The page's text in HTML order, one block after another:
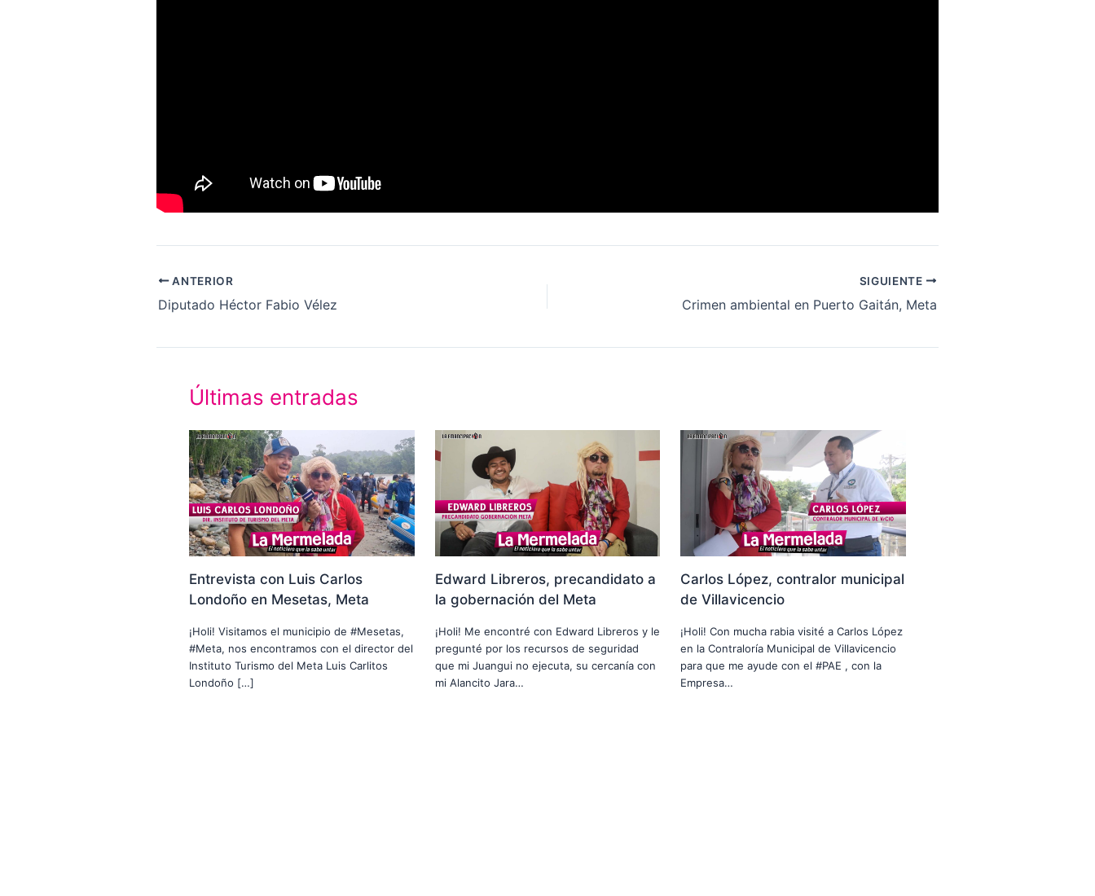
ANTERIOR
Diputado Héctor Fabio Vélez
SIGUIENTE
Crimen ambiental en Puerto Gaitán, Meta
Últimas entradas
Entrevista con Luis Carlos
Londoño en Mesetas, Meta
¡Holi! Visitamos el municipio de #Mesetas,
#Meta, nos encontramos con el director del
Instituto Turismo del Meta Luis Carlitos
Londoño […]
Edward Libreros, precandidato a
la gobernación del Meta
¡Holi! Me encontré con Edward Libreros y le
pregunté por los recursos de seguridad
que mi Juangui no ejecuta, su cercanía con
mi Alancito Jara…
Carlos López, contralor municipal
de Villavicencio
¡Holi! Con mucha rabia visité a Carlos López
en la Contraloría Municipal de Villavicencio
para que me ayude con el #PAE , con la
Empresa…